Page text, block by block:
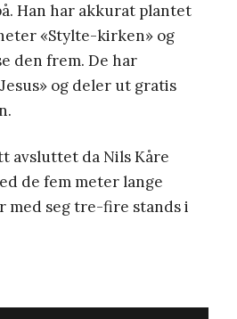
Han har akkurat plantet
«Stylte-kirken» og
den frem. De har
og deler ut gratis
avsluttet da Nils Kåre
de fem meter lange
med seg tre-fire stands i